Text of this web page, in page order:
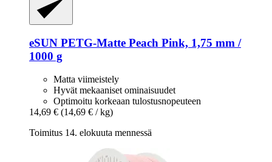
eSUN PETG-​Matte Peach Pink, 1,75 mm /
1000 g
Matta viimeistely
Hyvät mekaaniset ominaisuudet
Optimoitu korkeaan tulostusnopeuteen
14,69 € (14,69 € / kg)
Toimitus 14. elokuuta mennessä